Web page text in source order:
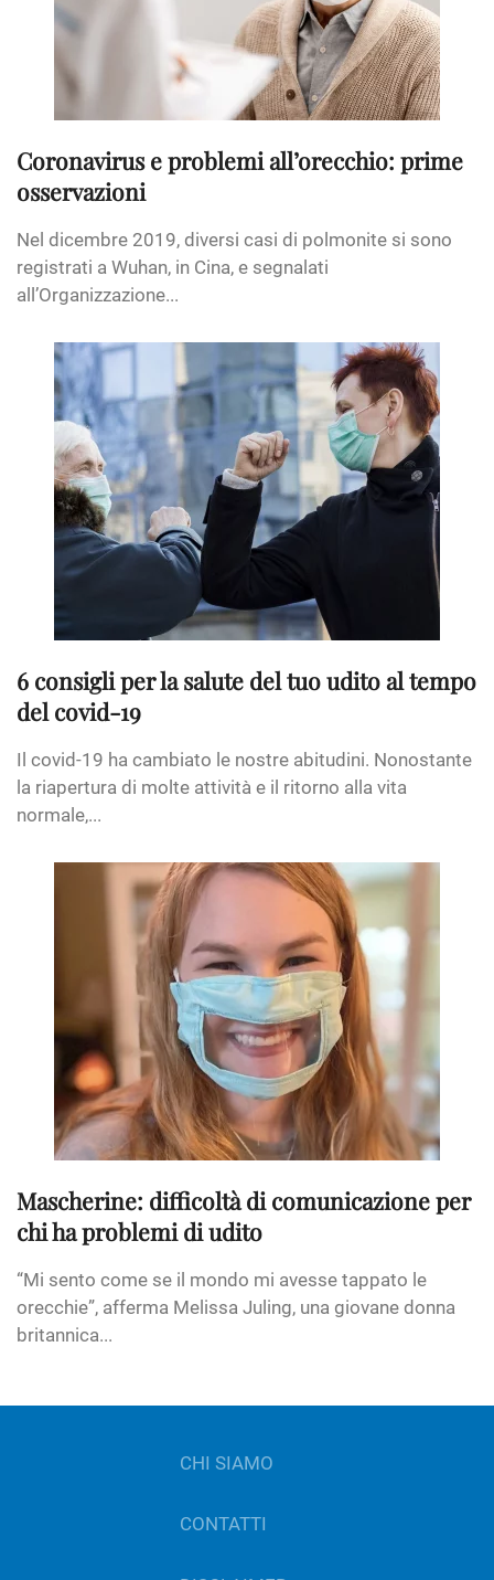
Coronavirus e problemi all’orecchio: prime
osservazioni
Nel dicembre 2019, diversi casi di polmonite si sono
registrati a Wuhan, in Cina, e segnalati
all’Organizzazione...
6 consigli per la salute del tuo udito al tempo
del covid-19
Il covid-19 ha cambiato le nostre abitudini. Nonostante
la riapertura di molte attività e il ritorno alla vita
normale,...
Mascherine: difficoltà di comunicazione per
chi ha problemi di udito
“Mi sento come se il mondo mi avesse tappato le
orecchie”, afferma Melissa Juling, una giovane donna
britannica...
CHI SIAMO
CONTATTI